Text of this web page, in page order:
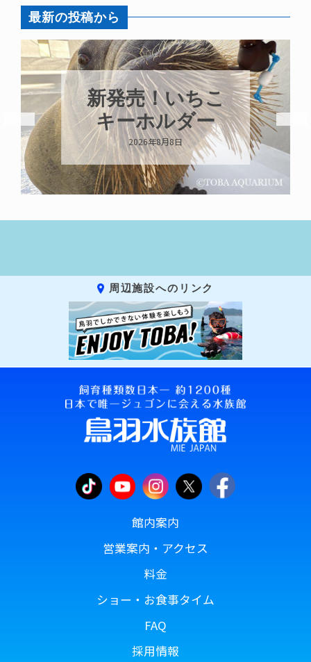
最新の投稿から
新発売！いちこ
キーホルダー
2026年8月8日
周辺施設へのリンク
館内案内
営業案内・アクセス
料金
ショー・お食事タイム
FAQ
採用情報